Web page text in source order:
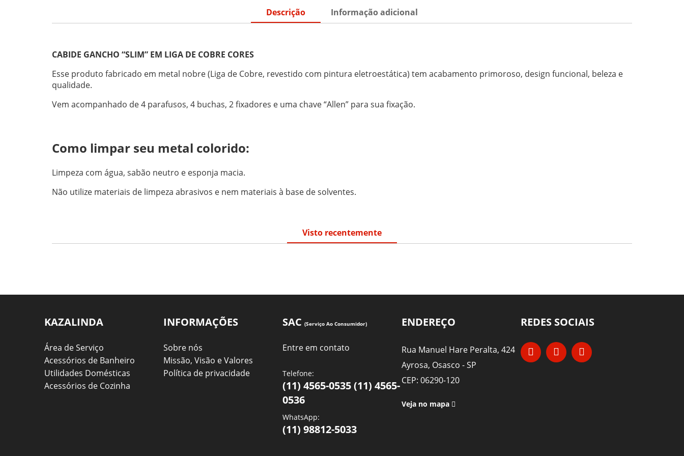
Descrição Informação adicional
CABIDE GANCHO “SLIM” EM LIGA DE COBRE CORES
Esse produto fabricado em metal nobre (Liga de Cobre, revestido com pintura eletroestática) tem acabamento primoroso, design funcional, beleza e
qualidade.
Vem acompanhado de 4 parafusos, 4 buchas, 2 fixadores e uma chave “Allen” para sua fixação.
Como limpar seu metal colorido:
Limpeza com água, sabão neutro e esponja macia.
Não utilize materiais de limpeza abrasivos e nem materiais à base de solventes.
Visto recentemente
KAZALINDA
Área de Serviço
Acessórios de Banheiro
Utilidades Domésticas
Acessórios de Cozinha
INFORMAÇÕES
Sobre nós
Missão, Visão e Valores
Política de privacidade
SAC (Serviço Ao Consumidor)
Entre em contato
Telefone:
(11) 4565-0535 (11) 4565-
0536
WhatsApp:
(11) 98812-5033
ENDEREÇO
Rua Manuel Hare Peralta, 424
Ayrosa, Osasco - SP
CEP: 06290-120
Veja no mapa
REDES SOCIAIS